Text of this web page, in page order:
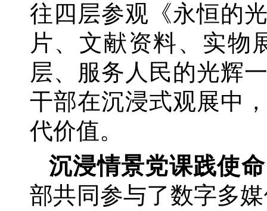
往四层参观《永恒的
片、文献资料、实物
层、服务人民的光辉
干部在沉浸式观展中
代价值。
沉浸情景党课践使
部共同参与了数字多